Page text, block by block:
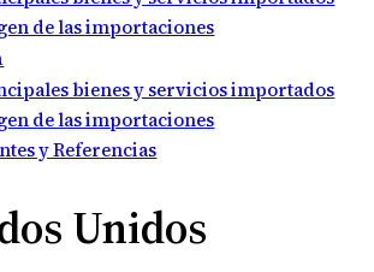
de las importaciones
bienes y servicios importados
de las importaciones
y Referencias
Unidos